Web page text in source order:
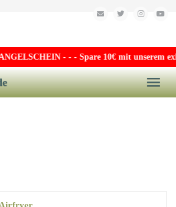
- - - Spare 10€ mit unserem